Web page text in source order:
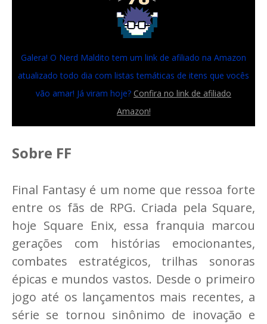
Galera! O Nerd Maldito tem um link de afiliado na Amazon
atualizado todo dia com listas temáticas de itens que vocês
vão amar! Já viram hoje? Confira no link de afiliado
Amazon!
Sobre FF
Final Fantasy é um nome que ressoa forte
entre os fãs de RPG. Criada pela Square,
hoje Square Enix, essa franquia marcou
gerações com histórias emocionantes,
combates estratégicos, trilhas sonoras
épicas e mundos vastos. Desde o primeiro
jogo até os lançamentos mais recentes, a
série se tornou sinônimo de inovação e